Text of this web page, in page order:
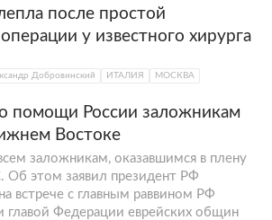
после простой
у известного хирурга
Добровинский ИТАЛИЯ МОСКВА
помощи России заложникам
Востоке
заложникам, оказавшимся в плену
этом заявил президент РФ
встрече с главным раввином РФ
главой Федерации еврейских общин